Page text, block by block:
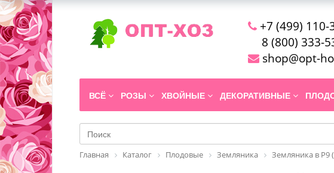
+7 (499) 110-
8 (800) 333-
shop@opt-
ВСЁ РОЗЫ ХВОЙНЫЕ ДЕКОРАТИВНЫЕ
Главная Каталог Плодовые Земляника Земляника в P9